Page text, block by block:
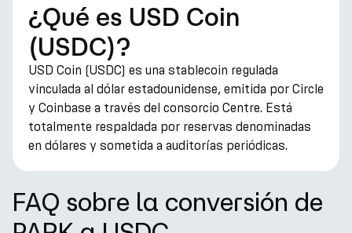
¿Qué es USD Coin
(USDC)?
USD Coin (USDC) es una stablecoin regulada
vinculada al dólar estadounidense, emitida por Circle
y Coinbase a través del consorcio Centre. Está
totalmente respaldada por reservas denominadas
en dólares y sometida a auditorías periódicas.
FAQ sobre la conversión de